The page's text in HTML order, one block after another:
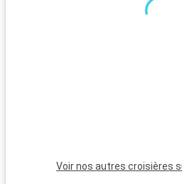
Voir nos autres croisières